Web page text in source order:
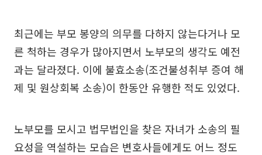
최근에는 부모 봉양의 의무를 다하지 않는다거나 모
른 척하는 경우가 많아지면서 노부모의 생각도 예전
과는 달라졌다. 이에 불효소송(조건불성취부 증여 해
제 및 원상회복 소송)이 한동안 유행한 적도 있었다.
노부모를 모시고 법무법인을 찾은 자녀가 소송의 필
요성을 역설하는 모습은 변호사들에게도 어느 정도